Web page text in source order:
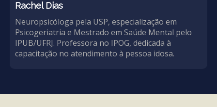
Rachel Dias
Neuropsicóloga pela USP, especialização em
Psicogeriatria e Mestrado em Saúde Mental pelo
IPUB/UFRJ. Professora no IPOG, dedicada à
capacitação no atendimento à pessoa idosa.